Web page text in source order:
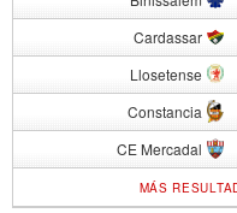
Cardassar
Llosetense
Constancia
CE Mercadal
MÁS